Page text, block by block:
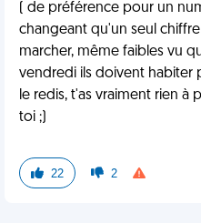
( de préférence pour un
changeant qu'un seul
marcher, même faibles vu
vendredi ils doivent habiter
le redis, t'as vraiment rien à
toi ;)
22 2